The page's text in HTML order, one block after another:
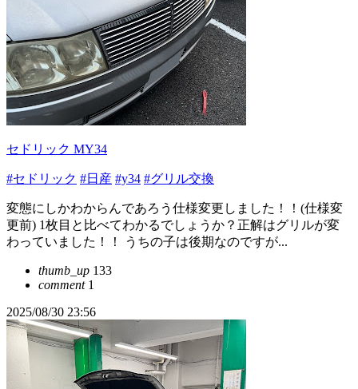
セドリック MY34
#セドリック #日産 #y34 #グリル交換
変態にしかわからんであろう仕様変更しました！！(仕様変
更前) 1枚目と比べてわかるでしょうか？正解はグリルが変
わっていました！！ うちの子は後期なのですが...
thumb_up 133
comment1
2025/08/30 23:56